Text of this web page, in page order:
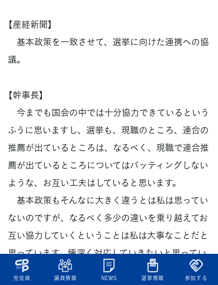
党役員 議員情報 NEWS 選挙情報 参加する
【産経新聞】
基本政策を一致させて、選挙に向けた連携への協
議。
【幹事長】
今までも国会の中では十分協力できているという
ふうに思いますし、選挙も、現職のところ、連合の
推薦が出ているところは、なるべく、現職で連合推
薦が出ているところについてはバッティングしない
ような、お互い工夫はしていると思います。
基本政策もそんなに大きく違うとは私は思ってい
ないのですが、なるべく多少の違いを乗り越えてお
互い協力していくということは私は大事なことだと
思っています。懐深く対応していきたいと思ってい
ます。